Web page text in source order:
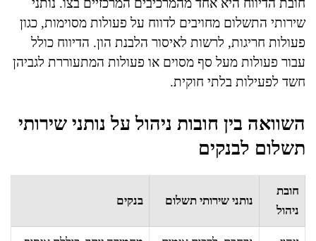
שירותי התשלום מחויבים לדווח על פעולות מסוימות, כגון
פעולות חריגות, לרשות לאיסור הלבנת הון. הדיווח כולל
עבור פעולות מעל סף מסוים או פעולות המתעוררת לגביהן
חשד לפעילות בלתי חוקית.
השוואה בין חובות ניהול על נותני שירותי
תשלום לבנקים
חובת
ניהול
נותני שירותי תשלום בנקים